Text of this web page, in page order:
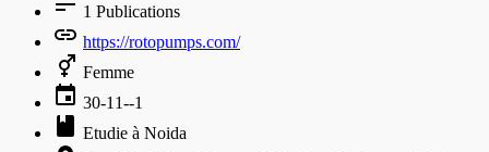
1 Publications
https://rotopumps.com/
Femme
30-11--1
Etudie à Noida